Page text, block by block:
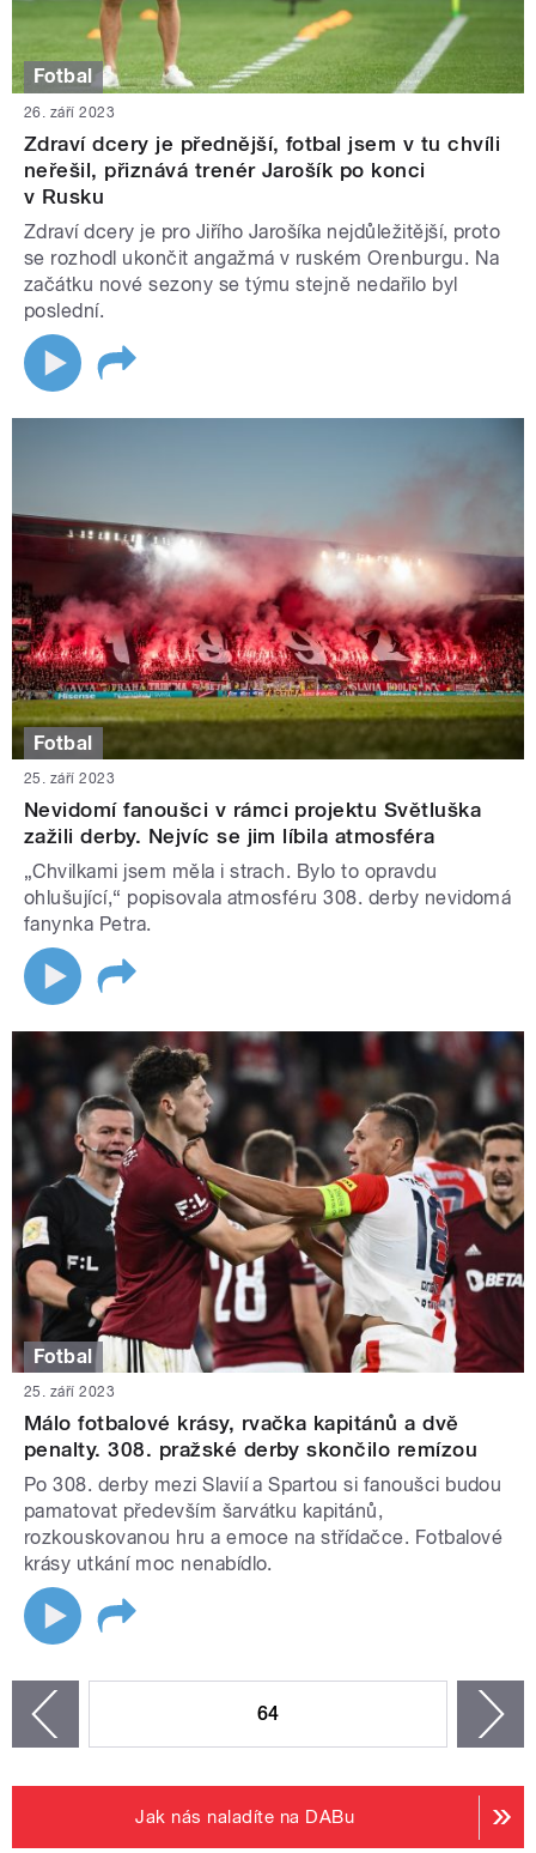
Fotbal
26. září 2023
Zdraví dcery je přednější, fotbal jsem v tu chvíli
neřešil, přiznává trenér Jarošík po konci
v Rusku
Zdraví dcery je pro Jiřího Jarošíka nejdůležitější, proto
se rozhodl ukončit angažmá v ruském Orenburgu. Na
začátku nové sezony se týmu stejně nedařilo byl
poslední.
Fotbal
25. září 2023
Nevidomí fanoušci v rámci projektu Světluška
zažili derby. Nejvíc se jim líbila atmosféra
„Chvilkami jsem měla i strach. Bylo to opravdu
ohlušující,“ popisovala atmosféru 308. derby nevidomá
fanynka Petra.
Fotbal
25. září 2023
Málo fotbalové krásy, rvačka kapitánů a dvě
penalty. 308. pražské derby skončilo remízou
Po 308. derby mezi Slavií a Spartou si fanoušci budou
pamatovat především šarvátku kapitánů,
rozkouskovanou hru a emoce na střídačce. Fotbalové
krásy utkání moc nenabídlo.
64
Jak nás naladíte na DABu